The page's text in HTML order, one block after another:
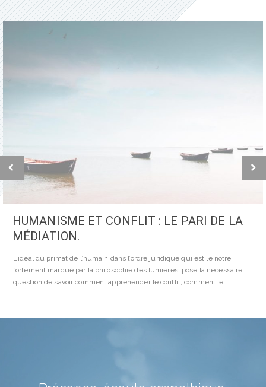
LE POINT DE BASCULE EN MÉDIATION
Le « point de bascule » : ce moment précis en médiation où tout bascule,
où l’essence même du conflit semble soudain se désagréger pour laisser
place à l’ouverture, au lâcher prise, à la reconnaissance de la...